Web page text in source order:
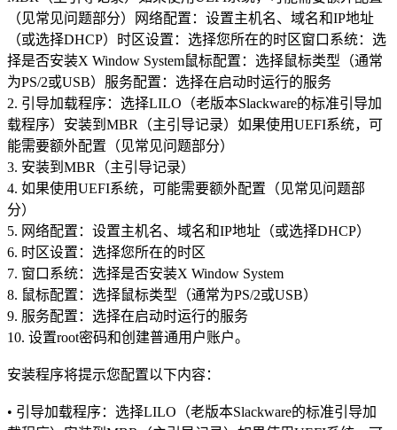
（见常见问题部分）网络配置：设置主机名、域名和IP地址
（或选择DHCP）时区设置：选择您所在的时区窗口系统：选
择是否安装X Window System鼠标配置：选择鼠标类型（通常
为PS/2或USB）服务配置：选择在启动时运行的服务
2. 引导加载程序：选择LILO（老版本Slackware的标准引导加
载程序）安装到MBR（主引导记录）如果使用UEFI系统，可
能需要额外配置（见常见问题部分）
3. 安装到MBR（主引导记录）
4. 如果使用UEFI系统，可能需要额外配置（见常见问题部
分）
5. 网络配置：设置主机名、域名和IP地址（或选择DHCP）
6. 时区设置：选择您所在的时区
7. 窗口系统：选择是否安装X Window System
8. 鼠标配置：选择鼠标类型（通常为PS/2或USB）
9. 服务配置：选择在启动时运行的服务
10. 设置root密码和创建普通用户账户。
安装程序将提示您配置以下内容：
• 引导加载程序：选择LILO（老版本Slackware的标准引导加